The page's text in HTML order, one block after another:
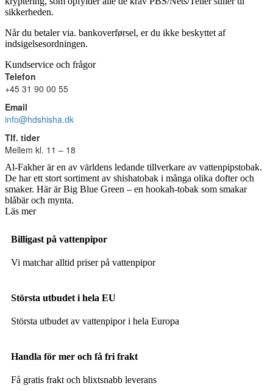
sikkerheden.
Når du betaler via. bankoverførsel, er du ikke beskyttet af
indsigelsesordningen.
Kundservice och frågor
Telefon
+45 31 90 00 55
Email
info@hdshisha.dk
Tlf. tider
Mellem kl. 11 – 18
Al-Fakher är en av världens ledande tillverkare av vattenpipstobak.
De har ett stort sortiment av shishatobak i många olika dofter och
smaker. Här är Big Blue Green – en hookah-tobak som smakar
blåbär och mynta.
Läs mer
Billigast på vattenpipor
Vi matchar alltid priser på vattenpipor
Största utbudet i hela EU
Största utbudet av vattenpipor i hela Europa
Handla för mer och få fri frakt
Få gratis frakt och blixtsnabb leverans